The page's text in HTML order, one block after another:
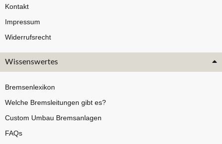
Kontakt
Impressum
Widerrufsrecht
Wissenswertes
Bremsenlexikon
Welche Bremsleitungen gibt es?
Custom Umbau Bremsanlagen
FAQs